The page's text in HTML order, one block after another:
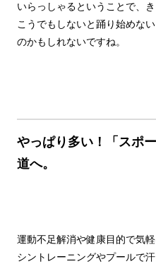
いらっしゃるということで、
こうでもしないと踊り始めな
のかもしれないですね。
やっぱり多い！「スポ
道へ。
運動不足解消や健康目的で気
シントレーニングやプールで